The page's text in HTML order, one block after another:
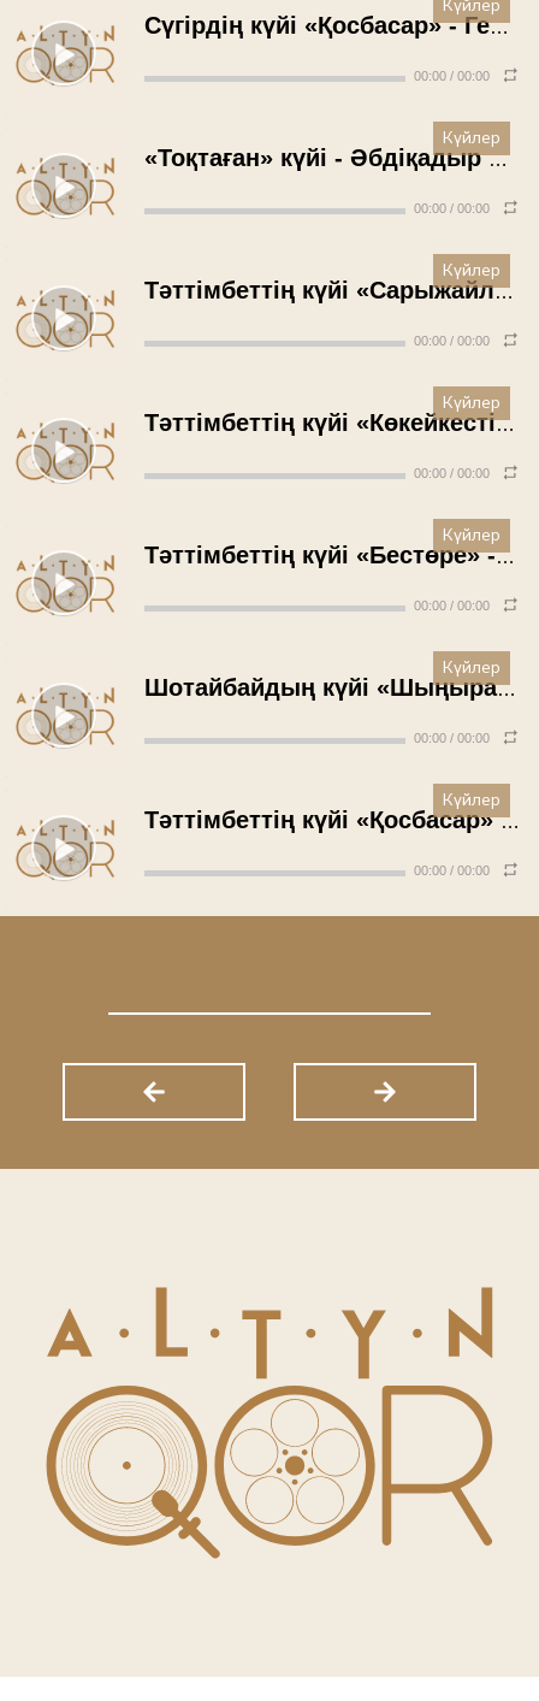
Сүгірдің күйі «Қосбасар» - Генерал Асқаров (1986 жыл)
00:00 / 00:00
Күйлер
«Тоқтаған» күйі - Әбдіқадыр Әбдіқалықов (1979 жыл)
00:00 / 00:00
Күйлер
Тәттімбеттің күйі «Сарыжайлау» - Бағаналы Саятөлеков (1980 жыл)
00:00 / 00:00
Күйлер
Тәттімбеттің күйі «Көкейкесті» - Бағаналы Саятөлеков (1980 жыл)
00:00 / 00:00
Күйлер
Тәттімбеттің күйі «Бестөре» - Бағаналы Саятөлеков (1980 жыл)
00:00 / 00:00
Күйлер
Шотайбайдың күйі «Шыңырау» - Уәли Бекенов (1980 жыл)
00:00 / 00:00
Күйлер
Тәттімбеттің күйі «Қосбасар» - Фазыл Тұтқабеков (1979 жыл)
00:00 / 00:00
Күйлер